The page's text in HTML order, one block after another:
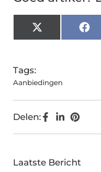
X
(Twitter)
Tags:
Aanbiedingen
Delen:
Laatste Bericht